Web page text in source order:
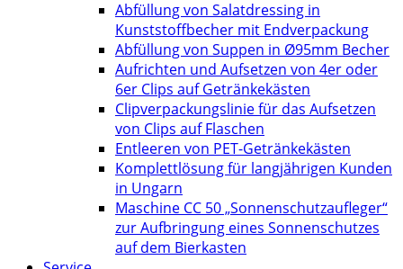
Abfüllung von Salatdressing in
Kunststoffbecher mit Endverpackung
Abfüllung von Suppen in Ø95mm Becher
Aufrichten und Aufsetzen von 4er oder
6er Clips auf Getränkekästen
Clipverpackungslinie für das Aufsetzen
von Clips auf Flaschen
Entleeren von PET-Getränkekästen
Komplettlösung für langjährigen Kunden
in Ungarn
Maschine CC 50 „Sonnenschutzaufleger“
zur Aufbringung eines Sonnenschutzes
auf dem Bierkasten